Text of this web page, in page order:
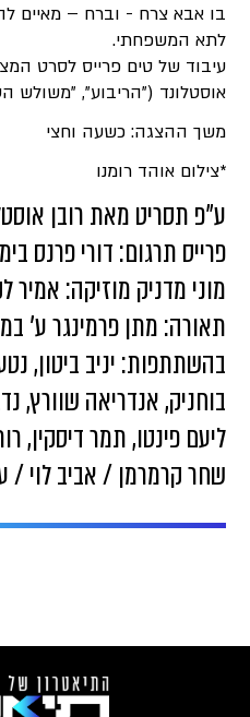
בו אבא צרח - וברח – מאיים
לתא המשפחתי.
עיבוד של טים פרייס לסרט
אוסטלונד ("הריבוע", "משולש
משך ההצגה: כשעה וחצי
*צילום אוהד רומנו
ע"פ תסריט מאת רובן
פרייס תרגום: דורי פרנס
מוני מדניק מוזיקה: אמיר
תאורה: מתן פרמינגר ע'
בהשתתפות: יניב ביטון,
בוחניק, אנדריאה שוורץ,
ליעם פינטו, תמר דיסקין,
שחר קרמרמן / אביב לוי /